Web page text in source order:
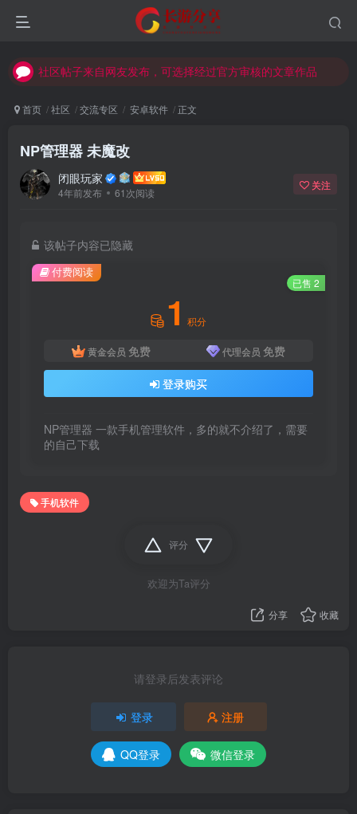
社区帖子来自网友发布，可选择经过官方审核的文章作品
社区帖子来自网友发布，可选择经过官方审核的文章作品
首页 社区 交流专区 安卓软件 正文
NP管理器 未魔改
闭眼玩家
4年前发布 61次阅读
关注
该帖子内容已隐藏
付费阅读
已售 2
1 积分
黄金会员 免费 代理会员 免费
登录购买
NP管理器 一款手机管理软件，多的就不介绍了，需要
的自己下载
手机软件
评分
欢迎为Ta评分
分享 收藏
请登录后发表评论
登录 注册
QQ登录 微信登录